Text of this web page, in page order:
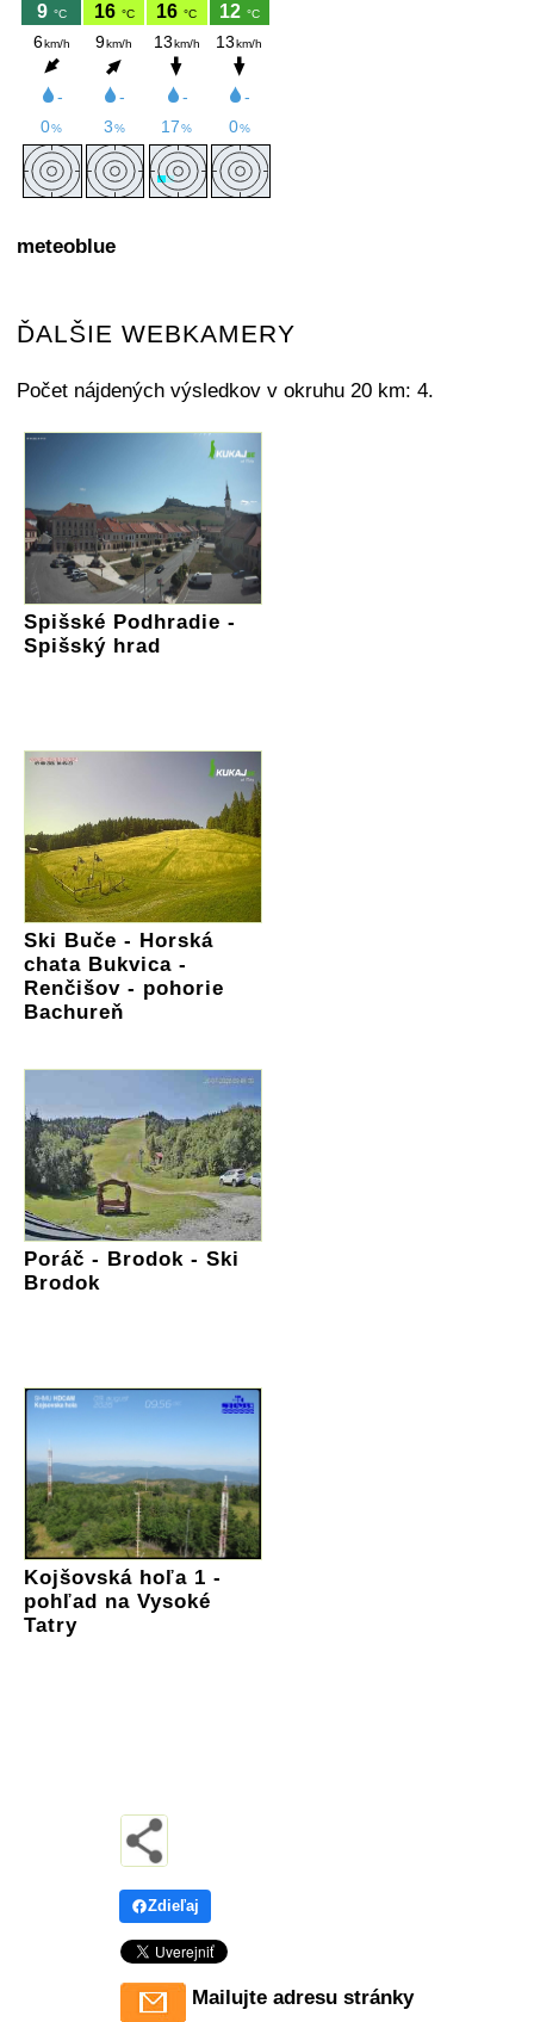
meteoblue
ĎALŠIE WEBKAMERY
Počet nájdených výsledkov v okruhu 20 km: 4.
Spišské Podhradie -
Spišský hrad
Ski Buče - Horská
chata Bukvica -
Renčišov - pohorie
Bachureň
Poráč - Brodok - Ski
Brodok
Kojšovská hoľa 1 -
pohľad na Vysoké
Tatry
Zdieľaj
Mailujte adresu stránky